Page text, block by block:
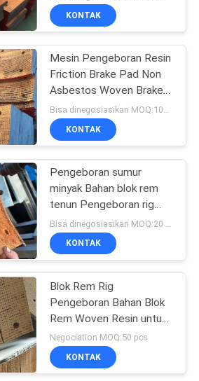
Rem
29
Gasket
10
KONTAK
Mesin Pengeboran Resin
Friction Brake Pad Non
Asbestos Woven Brake
Block Material
KONTAK
Pengeboran sumur
minyak Bahan blok rem
tenun Pengeboran rig
blok rem Pengemudi
tumpukan
KONTAK
Blok Rem Rig
Pengeboran Bahan Blok
Rem Woven Resin untuk
Pile Driver Brake
Negociation MOQ:50 pcs
KONTAK